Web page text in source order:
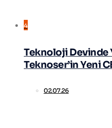
4
Teknoloji Devinde
Teknoser’in Yeni
02.07.26